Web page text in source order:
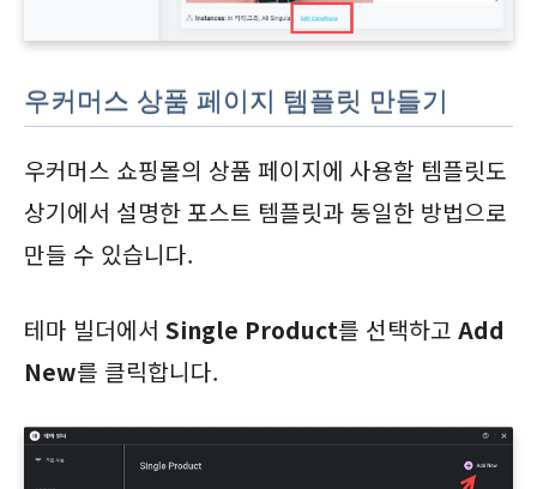
우커머스 상품 페이지 템플릿 만들기
우커머스 쇼핑몰의 상품 페이지에 사용할 템플릿도
상기에서 설명한 포스트 템플릿과 동일한 방법으로
만들 수 있습니다.
테마 빌더에서 Single Product를 선택하고 Add
New를 클릭합니다.